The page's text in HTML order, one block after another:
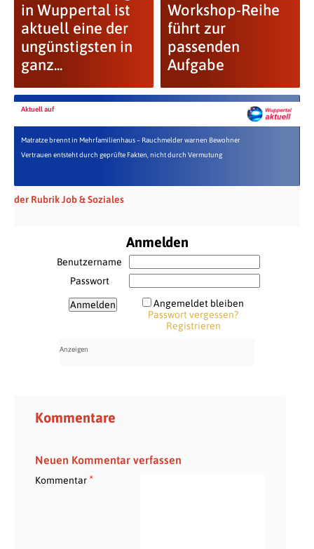
in Wuppertal ist
aktuell eine der
ungünstigsten in
ganz...
Workshop-Reihe
führt zur
passenden
Aufgabe
Aktuell auf
Matratze brennt in Mehrfamilienhaus – Rauchmelder warnen Bewohner
Vertrauen entsteht durch geprüfte Fakten, nicht durch Vermutung
der Rubrik Job & Soziales
Anmelden
Benutzername
Passwort
Angemeldet bleiben
Passwort vergessen?
Registrieren
Kommentare
Neuen Kommentar verfassen
Kommentar*